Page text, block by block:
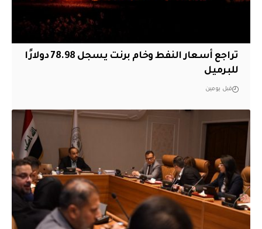
تراجع أسعار النفط وخام برنت يسجل 78.98 دولارًا
للبرميل
قبل يومين